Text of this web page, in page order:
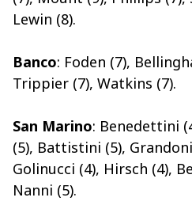
Lewin (8).
Banco: Foden (7),
Trippier (7), Watkins (7).
San Marino: Benedettini
(5), Battistini (5),
Golinucci (4), Hirsch (4),
Nanni (5).